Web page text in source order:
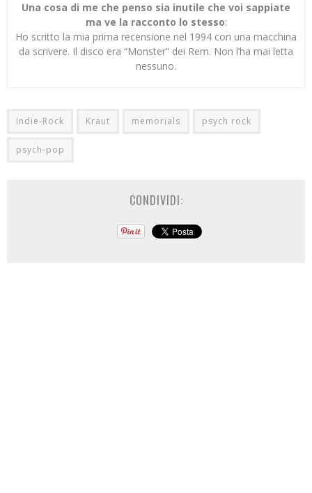
Una cosa di me che penso sia inutile che voi sappiate
ma ve la racconto lo stesso:
Ho scritto la mia prima recensione nel 1994 con una macchina
da scrivere. Il disco era “Monster” dei Rem. Non l’ha mai letta
nessuno.
Indie-Rock Kraut memorials psych rock
psych-pop
CONDIVIDI: